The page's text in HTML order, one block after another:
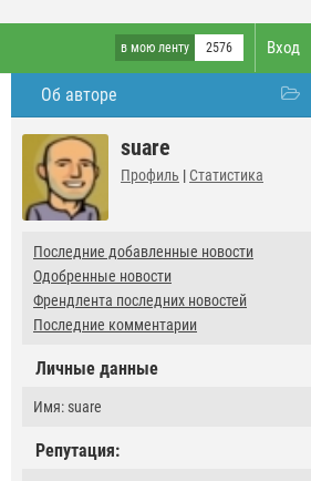
Вход
в мою ленту 2576
Об авторе
suare
Профиль | Статистика
Последние добавленные новости
Одобренные новости
Френдлента последних новостей
Последние комментарии
Личные данные
Имя: suare
Репутация: